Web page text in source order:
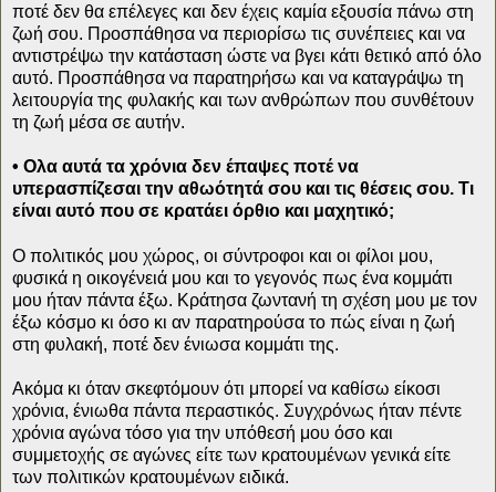
ποτέ δεν θα επέλεγες και δεν έχεις καμία εξουσία πάνω στη
ζωή σου. Προσπάθησα να περιορίσω τις συνέπειες και να
αντιστρέψω την κατάσταση ώστε να βγει κάτι θετικό από όλο
αυτό. Προσπάθησα να παρατηρήσω και να καταγράψω τη
λειτουργία της φυλακής και των ανθρώπων που συνθέτουν
τη ζωή μέσα σε αυτήν.
• Ολα αυτά τα χρόνια δεν έπαψες ποτέ να
υπερασπίζεσαι την αθωότητά σου και τις θέσεις σου. Τι
είναι αυτό που σε κρατάει όρθιο και μαχητικό;
Ο πολιτικός μου χώρος, οι σύντροφοι και οι φίλοι μου,
φυσικά η οικογένειά μου και το γεγονός πως ένα κομμάτι
μου ήταν πάντα έξω. Κράτησα ζωντανή τη σχέση μου με τον
έξω κόσμο κι όσο κι αν παρατηρούσα το πώς είναι η ζωή
στη φυλακή, ποτέ δεν ένιωσα κομμάτι της.
Ακόμα κι όταν σκεφτόμουν ότι μπορεί να καθίσω είκοσι
χρόνια, ένιωθα πάντα περαστικός. Συγχρόνως ήταν πέντε
χρόνια αγώνα τόσο για την υπόθεσή μου όσο και
συμμετοχής σε αγώνες είτε των κρατουμένων γενικά είτε
των πολιτικών κρατουμένων ειδικά.